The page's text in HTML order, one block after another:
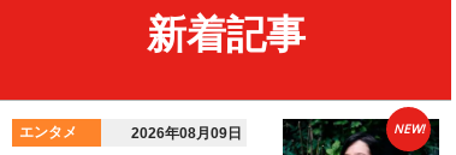
新着記事
エンタメ 2026年08月09日 NEW!